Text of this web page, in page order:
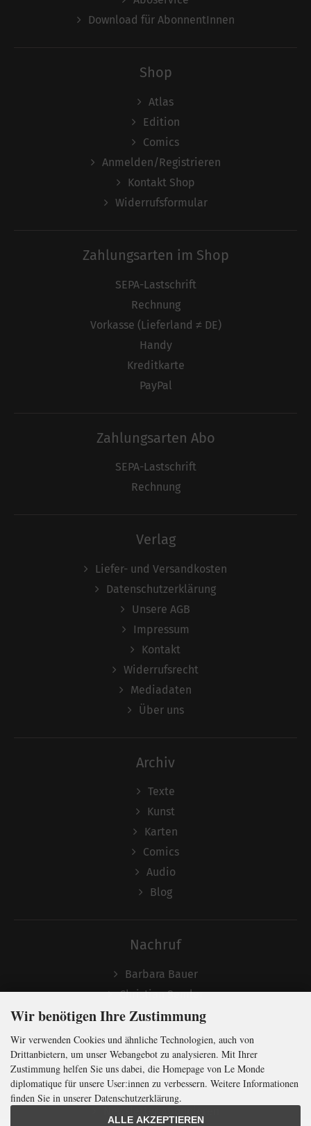
Download für AbonnentInnen
Shop
Atlas
Edition
Comics
Anmelden/Registrieren
Kontakt Shop
Widerrufsformular
Zahlungsarten im Shop
SEPA-Lastschrift
Rechnung
Vorkasse (Lieferland ≠ DE)
Handy
Kreditkarte
PayPal
Zahlungsarten Abo
SEPA-Lastschrift
Rechnung
Verlag
Liefer- und Versandkosten
Datenschutzerklärung
Unsere AGB
Impressum
Kontakt
Widerrufsrecht
Mediadaten
Über uns
Archiv
Texte
Kunst
Karten
Comics
Audio
Blog
Nachruf
Barbara Bauer
Christian Semler
Folgen
Wir benötigen Ihre Zustimmung
Wir verwenden Cookies und ähnliche Technologien, auch von
Drittanbietern, um unser Webangebot zu analysieren. Mit Ihrer
Zustimmung helfen Sie uns dabei, die Homepage von Le Monde
diplomatique für unsere User:innen zu verbessern. Weitere Informationen
finden Sie in unserer Datenschutzerklärung.
ALLE AKZEPTIEREN